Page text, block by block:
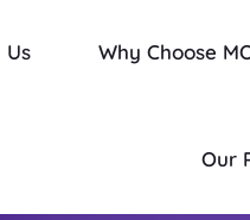
Us Why Choose
Our